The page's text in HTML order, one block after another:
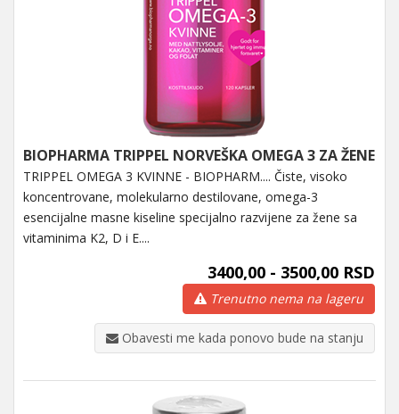
BIOPHARMA TRIPPEL NORVEŠKA OMEGA 3 ZA ŽENE
TRIPPEL OMEGA 3 KVINNE - BIOPHARM.... Čiste, visoko
koncentrovane, molekularno destilovane, omega-3
esencijalne masne kiseline specijalno razvijene za žene sa
vitaminima K2, D i E....
3400,00 - 3500,00 RSD
Trenutno nema na lageru
Obavesti me kada ponovo bude na stanju